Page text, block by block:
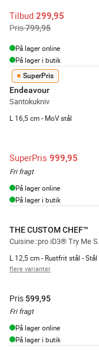
Tilbud 299,95
Pris799,95
På lager online
På lager i butik
SuperPris
Endeavour
Santokukniv
L 16,5 cm - MoV stål
SuperPris 999,95
Fri fragt
På lager online
På lager i butik
THE CUSTOM CHEF™
L 12,5 cm - Rustfrit stål - Stål
flere varianter
Pris 599,95
Fri fragt
På lager online
På lager i butik